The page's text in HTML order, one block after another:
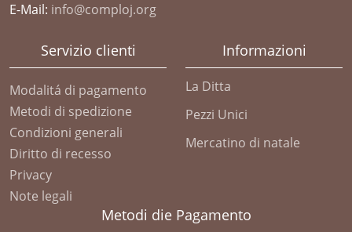
E-Mail: info@comploj.org
Servizio clienti
Modalitá di pagamento
Metodi di spedizione
Condizioni generali
Diritto di recesso
Privacy
Note legali
Informazioni
La Ditta
Pezzi Unici
Mercatino di natale
Metodi die Pagamento